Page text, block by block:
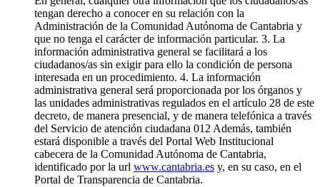
tengan derecho a conocer en su relación con la
Administración de la Comunidad Autónoma de Cantabria y
que no tenga el carácter de información particular. 3. La
información administrativa general se facilitará a los
ciudadanos/as sin exigir para ello la condición de persona
interesada en un procedimiento. 4. La información
administrativa general será proporcionada por los órganos y
las unidades administrativas regulados en el artículo 28 de este
decreto, de manera presencial, y de manera telefónica a través
del Servicio de atención ciudadana 012 Además, también
estará disponible a través del Portal Web Institucional
cabecera de la Comunidad Autónoma de Cantabria,
identificado por la url www.cantabria.es y, en su caso, en el
Portal de Transparencia de Cantabria.